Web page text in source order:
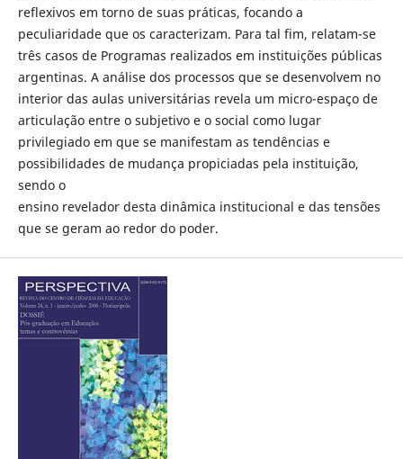
reflexivos em torno de suas práticas, focando a
peculiaridade que os caracterizam. Para tal fim, relatam-se
três casos de Programas realizados em instituições públicas
argentinas. A análise dos processos que se desenvolvem no
interior das aulas universitárias revela um micro-espaço de
articulação entre o subjetivo e o social como lugar
privilegiado em que se manifestam as tendências e
possibilidades de mudança propiciadas pela instituição,
sendo o
ensino revelador desta dinâmica institucional e das tensões
que se geram ao redor do poder.